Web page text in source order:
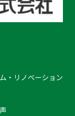
・リノベーション